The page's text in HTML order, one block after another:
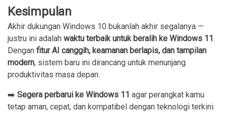
Kesimpulan
Akhir dukungan Windows 10 bukanlah akhir segalanya —
justru ini adalah waktu terbaik untuk beralih ke Windows 11 .
Dengan fitur AI canggih, keamanan berlapis, dan tampilan
modern, sistem baru ini dirancang untuk menunjang
produktivitas masa depan.
➡️ Segera perbarui ke Windows 11 agar perangkat kamu
tetap aman, cepat, dan kompatibel dengan teknologi terkini.